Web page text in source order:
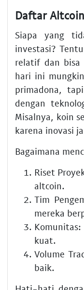
Siapa yang
investasi?
relatif dan bisa
hari ini
primadona, tapi
dengan
Misalnya, koin
karena inovasi
Bagaimana
Riset
altcoin.
Tim
mereka
Komunitas:
kuat.
Volume
baik.